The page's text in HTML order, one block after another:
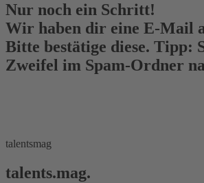
Nur noch ein Schritt!
Wir haben dir eine E-Mail
Bitte bestätige diese. Tipp:
Zweifel im Spam-Ordner
talentsmag
talents.mag.